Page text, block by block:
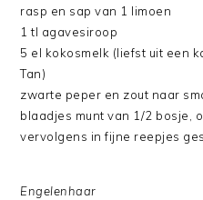
rasp en sap van 1 limoen
1 tl agavesiroop
5 el kokosmelk (liefst uit een
Tan)
zwarte peper en zout naar
blaadjes munt van 1/2 bosje,
vervolgens in fijne reepjes
Engelenhaar